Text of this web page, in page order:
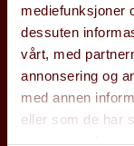
mediefunksjoner
dessuten
vårt, med
annonsering og
med annen
eller som de har